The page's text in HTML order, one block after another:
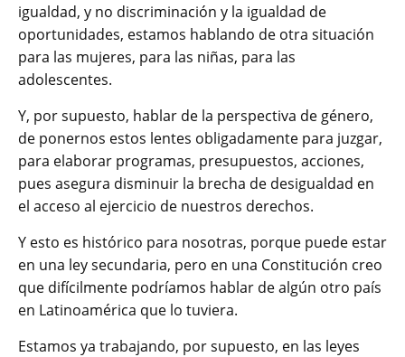
igualdad, y no discriminación y la igualdad de
oportunidades, estamos hablando de otra situación
para las mujeres, para las niñas, para las
adolescentes.
Y, por supuesto, hablar de la perspectiva de género,
de ponernos estos lentes obligadamente para juzgar,
para elaborar programas, presupuestos, acciones,
pues asegura disminuir la brecha de desigualdad en
el acceso al ejercicio de nuestros derechos.
Y esto es histórico para nosotras, porque puede estar
en una ley secundaria, pero en una Constitución creo
que difícilmente podríamos hablar de algún otro país
en Latinoamérica que lo tuviera.
Estamos ya trabajando, por supuesto, en las leyes